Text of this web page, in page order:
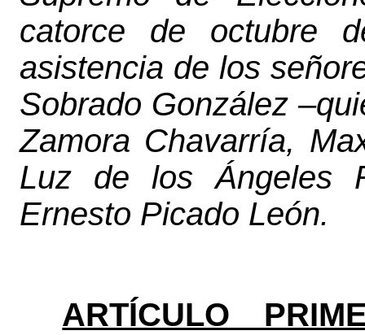
catorce de octubre
asistencia de los
Sobrado González
Zamora Chavarría,
Luz de los Ángeles
Ernesto Picado León.
ARTÍCULO